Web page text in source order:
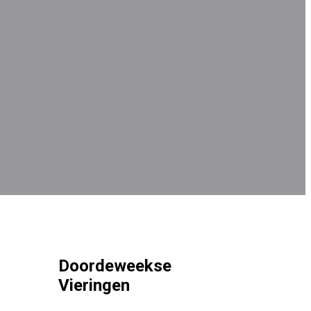
Doordeweekse
Vieringen